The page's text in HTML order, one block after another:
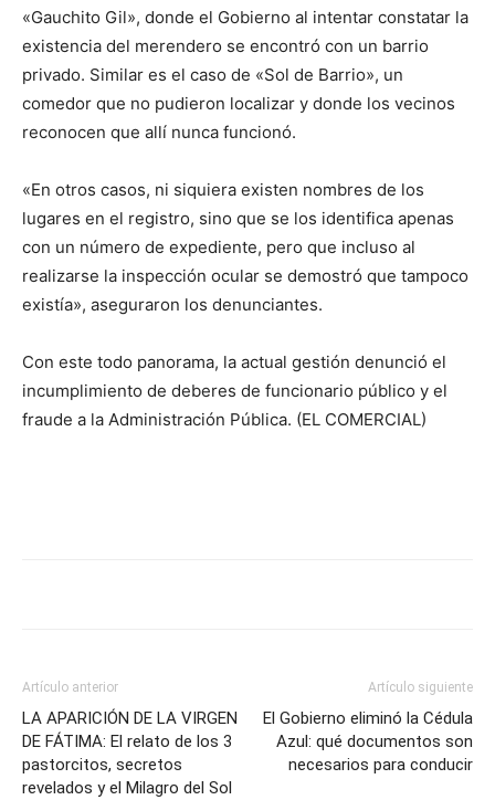
«Gauchito Gil», donde el Gobierno al intentar constatar la
existencia del merendero se encontró con un barrio
privado. Similar es el caso de «Sol de Barrio», un
comedor que no pudieron localizar y donde los vecinos
reconocen que allí nunca funcionó.
«En otros casos, ni siquiera existen nombres de los
lugares en el registro, sino que se los identifica apenas
con un número de expediente, pero que incluso al
realizarse la inspección ocular se demostró que tampoco
existía», aseguraron los denunciantes.
Con este todo panorama, la actual gestión denunció el
incumplimiento de deberes de funcionario público y el
fraude a la Administración Pública. (EL COMERCIAL)
Artículo anterior
LA APARICIÓN DE LA VIRGEN
DE FÁTIMA: El relato de los 3
pastorcitos, secretos
revelados y el Milagro del Sol
Artículo siguiente
El Gobierno eliminó la Cédula
Azul: qué documentos son
necesarios para conducir